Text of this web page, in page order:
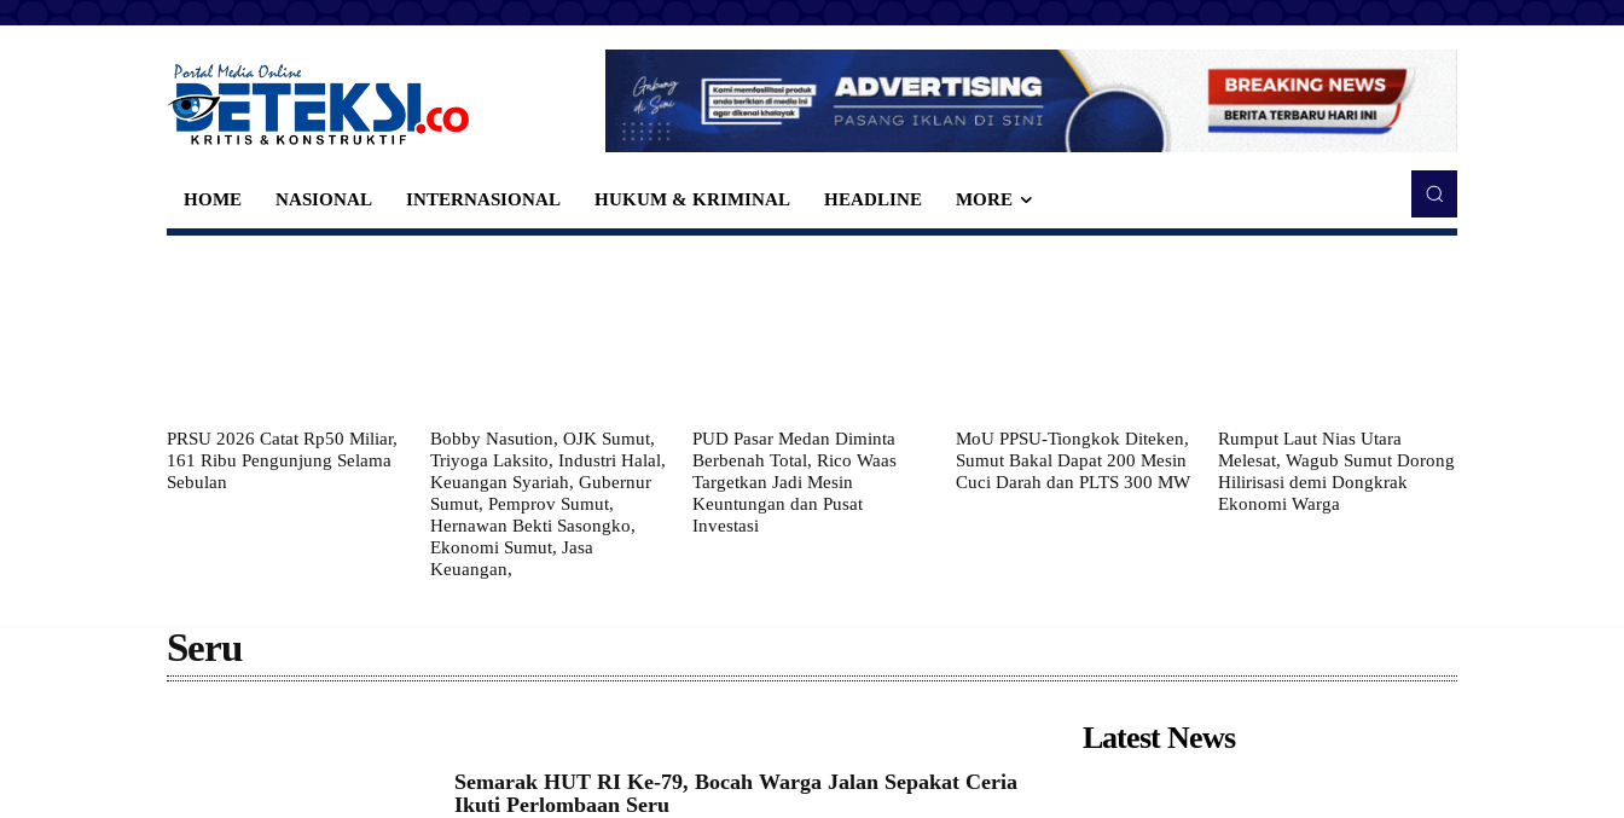
HOME NASIONAL INTERNASIONAL HUKUM & KRIMINAL HEADLINE MORE
PRSU 2026 Catat Rp50 Miliar,
161 Ribu Pengunjung Selama
Sebulan
Bobby Nasution, OJK Sumut,
Triyoga Laksito, Industri Halal,
Keuangan Syariah, Gubernur
Sumut, Pemprov Sumut,
Hernawan Bekti Sasongko,
Ekonomi Sumut, Jasa
Keuangan,
PUD Pasar Medan Diminta
Berbenah Total, Rico Waas
Targetkan Jadi Mesin
Keuntungan dan Pusat
Investasi
MoU PPSU-Tiongkok Diteken,
Sumut Bakal Dapat 200 Mesin
Cuci Darah dan PLTS 300 MW
Rumput Laut Nias Utara
Melesat, Wagub Sumut Dorong
Hilirisasi demi Dongkrak
Ekonomi Warga
Seru
Semarak HUT RI Ke-79, Bocah Warga Jalan Sepakat Ceria
Ikuti Perlombaan Seru
Latest News